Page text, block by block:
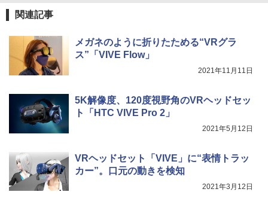
関連記事
メガネのように折りたためる“VRグラ
ス”「VIVE Flow」
2021年11月11日
5K解像度、120度視野角のVRヘッドセッ
ト「HTC VIVE Pro 2」
2021年5月12日
VRヘッドセット「VIVE」に“表情トラッ
カー”。口元の動きを検知
2021年3月12日